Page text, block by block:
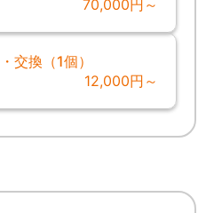
70,000円～
交換（1個）
12,000円～